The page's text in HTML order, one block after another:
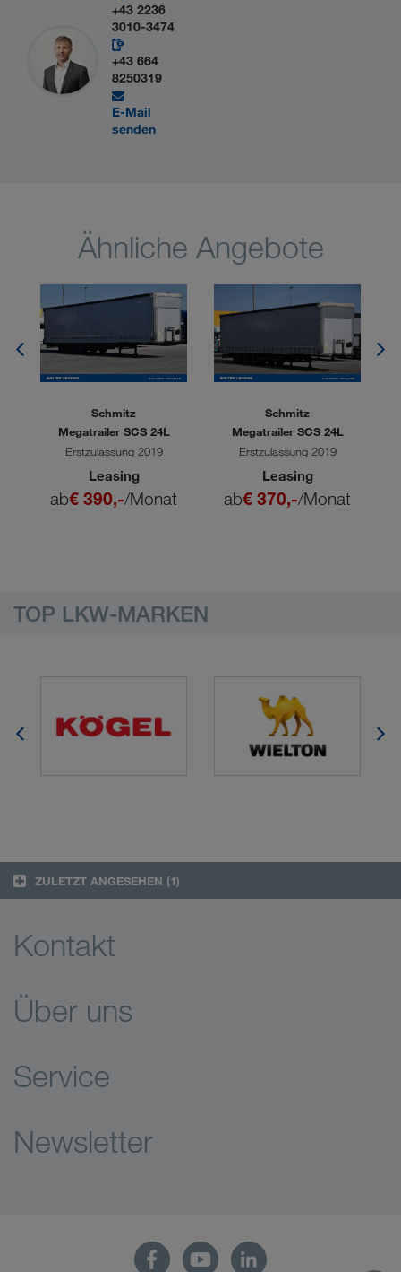
+43 2236
3010-3474
+43 664
8250319
E-Mail
senden
Ähnliche Angebote
Schmitz
Megatrailer SCS 24L
Erstzulassung 2019
Leasing
ab€ 390,-/Monat
Schmitz
Megatrailer SCS 24L
Erstzulassung 2019
Leasing
ab€ 370,-/Monat
TOP LKW-MARKEN
ZULETZT ANGESEHEN (1)
Kontakt
Über uns
Service
Newsletter